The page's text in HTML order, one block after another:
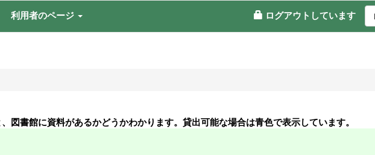
利用者のページ ログアウトしています
図書館に資料があるかどうかわかります。貸出可能な場合は青色で表示しています。